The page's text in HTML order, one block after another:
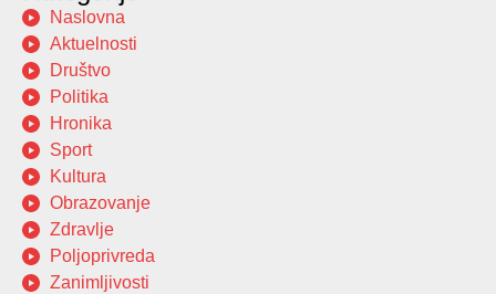
Naslovna
Aktuelnosti
Društvo
Politika
Hronika
Sport
Kultura
Obrazovanje
Zdravlje
Poljoprivreda
Zanimljivosti